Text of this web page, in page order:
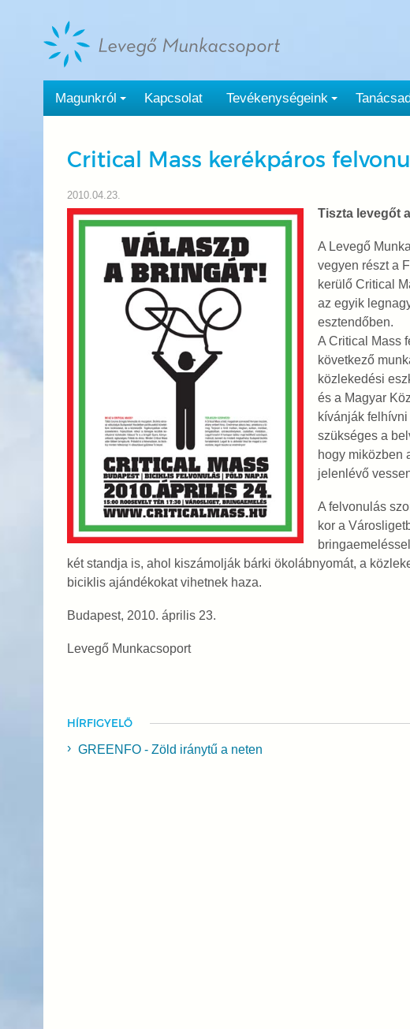
tartalomra
Magunkról Kapcsolat Tevékenységeink
Critical Mass kerékpáros
2010.04.23.
Tiszta levegőt
A Levegő
vegyen részt a
kerülő Critical
az egyik
esztendőben.
A Critical Mass
következő
közlekedési
és a Magyar
kívánják
szükséges a
hogy miközben
jelenlévő
A felvonulás
kor a
két standja is, ahol kiszámolják bárki ökolábnyomát, a
biciklis ajándékokat vihetnek haza.
Budapest, 2010. április 23.
Levegő Munkacsoport
HÍRFIGYELŐ
GREENFO - Zöld iránytű a neten